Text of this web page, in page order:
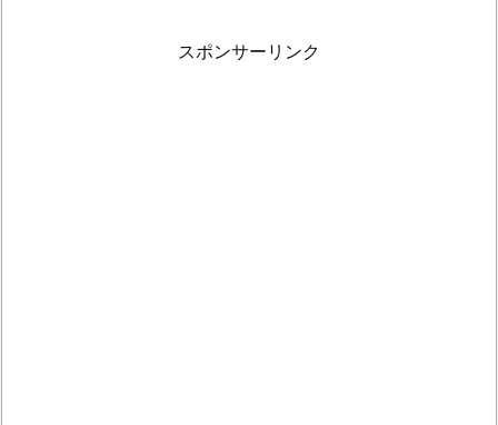
スポンサーリンク